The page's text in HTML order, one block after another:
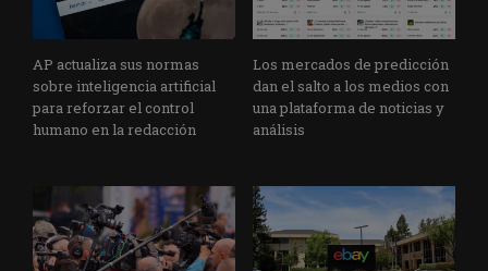
AP actualiza sus normas
sobre inteligencia artificial
para reforzar el control
humano en la redacción
Los mercados de predicción
dan el salto a los medios con
una plataforma de noticias y
análisis